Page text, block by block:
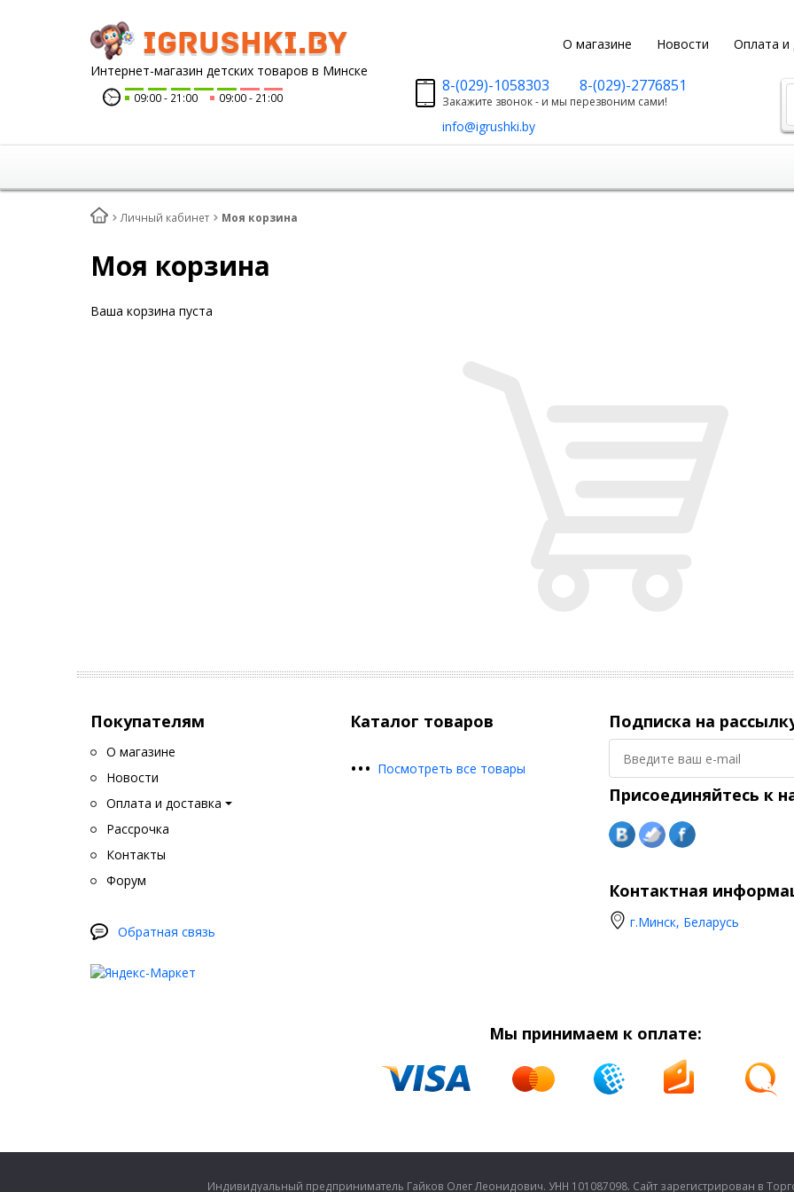
О магазине Новости Оплата и
igrushki.by
Интернет-магазин детских товаров в Минске
09:00 21:00 09:00 21:00
8-(029)-1058303 8-(029)-2776851
Закажите звонок - и мы перезвоним сами!
info@igrushki.by
Личный кабинет Моя корзина
Моя корзина
Ваша корзина пуста
Покупателям
О магазине
Новости
Оплата и доставка
Рассрочка
Контакты
Форум
Обратная связь
Каталог товаров
••• Посмотреть все товары
Подписка на
Присоединяйтесь к
Контактная
г.Минск, Беларусь
Мы принимаем к оплате:
Индивидуальный предприниматель Гайков Олег Леонидович. УНН 101087098. Сайт зарегистрирован в